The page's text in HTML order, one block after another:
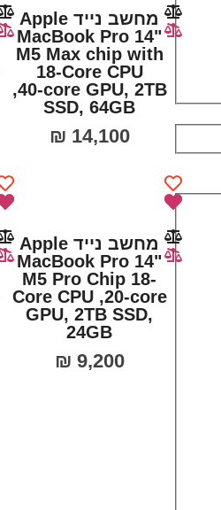
מחשב נייד Apple
MacBook Pro 14"
M5 Max chip with
18-Core CPU
,40‑core GPU, 2TB
SSD, 64GB
₪ 14,100
מחשב נייד Apple
MacBook Pro 14"
M5 Pro Chip 18-
Core CPU ,20‑core
GPU, 2TB SSD,
24GB
₪ 9,200